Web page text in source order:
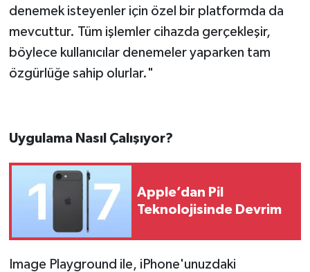
denemek isteyenler için özel bir platformda da
mevcuttur. Tüm işlemler cihazda gerçekleşir,
böylece kullanıcılar denemeler yaparken tam
özgürlüğe sahip olurlar."
Uygulama Nasıl Çalışıyor?
Apple’dan Pil
Teknolojisinde Devrim
Image Playground ile, iPhone'unuzdaki